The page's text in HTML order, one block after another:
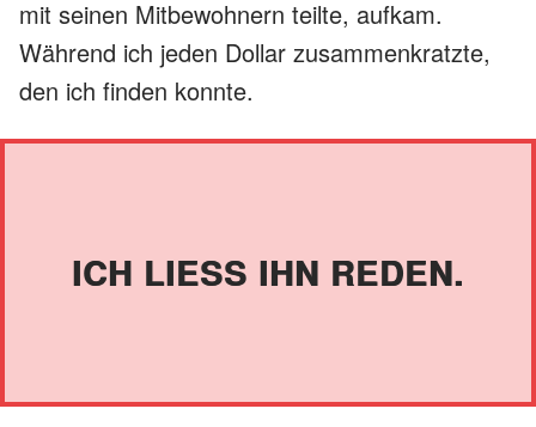
mit seinen Mitbewohnern teilte, aufkam.
Während ich jeden Dollar zusammenkratzte,
den ich finden konnte.
ICH LIESS IHN REDEN.